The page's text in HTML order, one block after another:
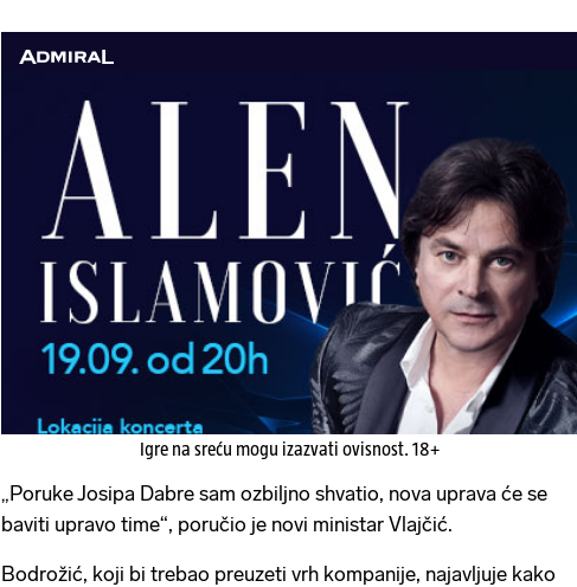
Igre na sreću mogu izazvati ovisnost. 18+
„Poruke Josipa Dabre sam ozbiljno shvatio, nova uprava će se
baviti upravo time“, poručio je novi ministar Vlajčić.
Bodrožić, koji bi trebao preuzeti vrh kompanije, najavljuje kako